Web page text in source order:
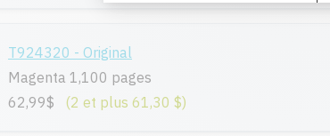
T924320 - Original
Magenta 1,100 pages
62,99$
(2 et plus 61,30 $)